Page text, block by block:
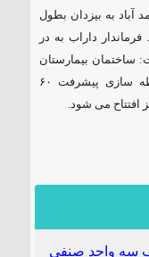
آبشیب، احمد آباد به بیزدان بطول
داراب به در
ساختمان بیمارستان
۱۶٠ تخت خوابی به اتمام رسیده و محوطه سازی پیشرفت ۶٠
افتتاح می شود.